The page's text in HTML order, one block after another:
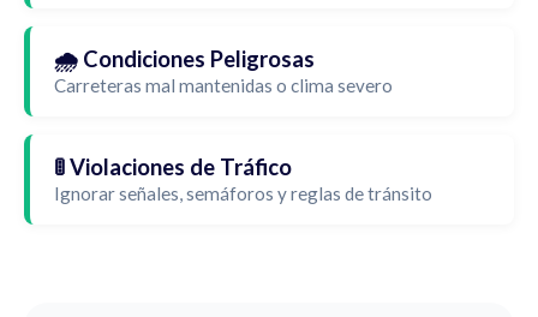
🌧️ Condiciones Peligrosas
Carreteras mal mantenidas o clima severo
🚦 Violaciones de Tráfico
Ignorar señales, semáforos y reglas de tránsito